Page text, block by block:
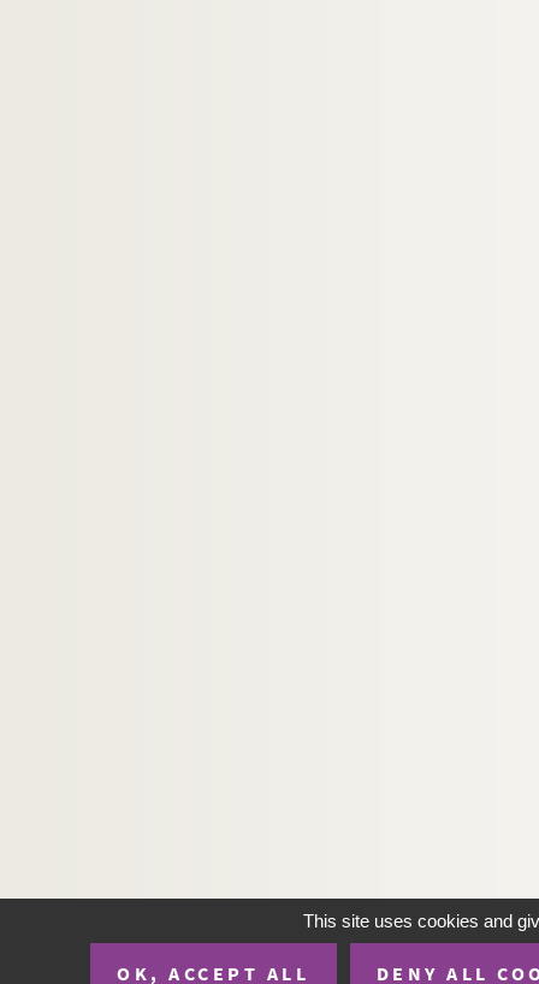
This site uses cookies and
OK, ACCEPT ALL DENY ALL